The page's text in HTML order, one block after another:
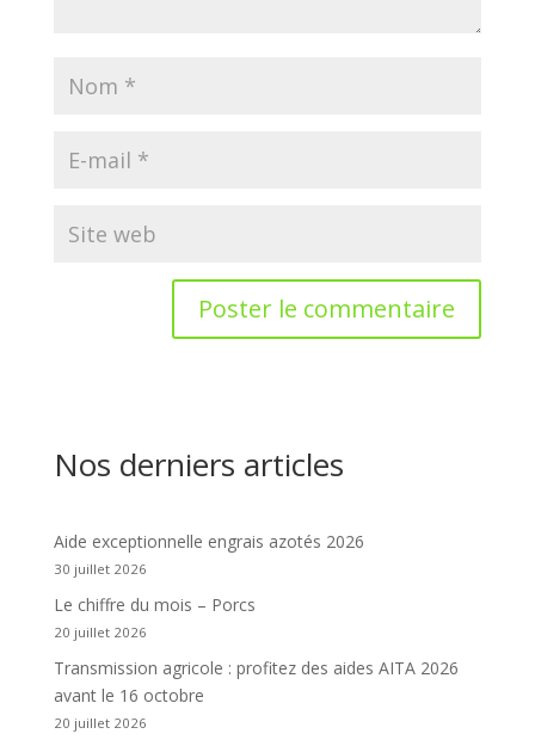
Nos derniers articles
Aide exceptionnelle engrais azotés 2026
30 juillet 2026
Le chiffre du mois – Porcs
20 juillet 2026
Transmission agricole : profitez des aides AITA 2026
avant le 16 octobre
20 juillet 2026